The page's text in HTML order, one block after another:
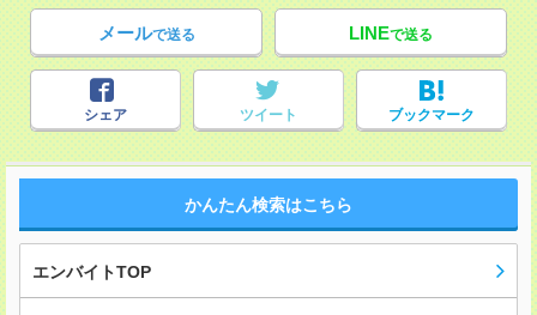
メールで送る LINEで送る
シェア ツイート ブックマーク
かんたん検索はこちら
エンバイトTOP